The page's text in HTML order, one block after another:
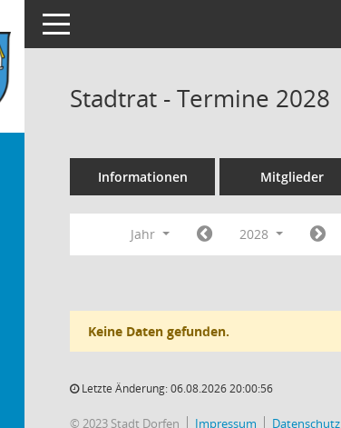
Toggle navigation
Stadtrat - Termine 2028
Informationen Mitglieder
Jahr 2028
Keine Daten gefunden.
Letzte Änderung: 06.08.2026 20:00:56
© 2023 Stadt Dorfen Impressum Datenschutz